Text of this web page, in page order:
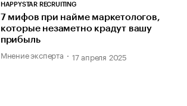
HAPPYSTAR RECRUITING
7 мифов при найме маркетологов,
которые незаметно крадут вашу
прибыль
Мнение эксперта 17 апреля 2025